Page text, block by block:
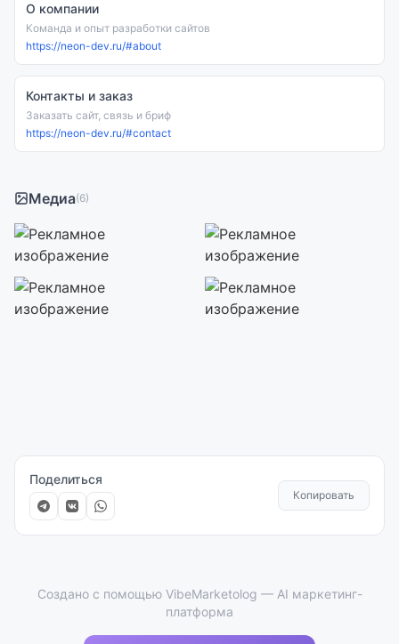
О компании
Команда и опыт разработки сайтов
https://neon-dev.ru/#about
Контакты и заказ
Заказать сайт, связь и бриф
https://neon-dev.ru/#contact
Медиа(6)
Поделиться
Копировать
Создано с помощью VibeMarketolog — AI маркетинг-
платформа